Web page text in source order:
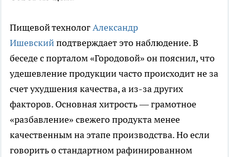
Пищевой технологАлександр
Ишевскийподтверждает это наблюдение. В
беседе с порталом «Городовой» он пояснил, что
удешевление продукции часто происходит не за
счет ухудшения качества, а из-за других
факторов. Основная хитрость — грамотное
«разбавление» свежего продукта менее
качественным на этапе производства. Но если
говорить о стандартном рафинированном